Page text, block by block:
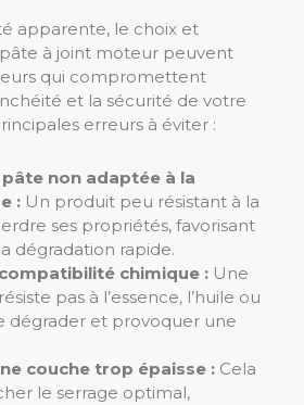
apparente, le choix et
pâte à joint moteur peuvent
qui compromettent
et la sécurité de votre
erreurs à éviter :
non adaptée à la
: Un produit peu résistant à la
ses propriétés, favorisant
dégradation rapide.
chimique : Une
pas à l’essence, l’huile ou
dégrader et provoquer une
couche trop épaisse : Cela
le serrage optimal,